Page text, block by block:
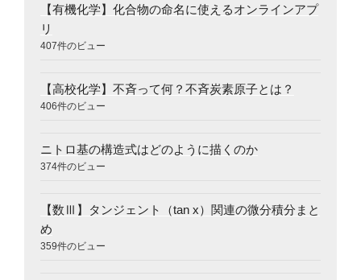
【有機化学】化合物の命名に使えるオンラインアプ
リ
407件のビュー
【高校化学】不斉って何？不斉炭素原子とは？
406件のビュー
ニトロ基の構造式はどのように描くのか
374件のビュー
【数Ⅲ】タンジェント（tan x）関連の微分積分まと
め
359件のビュー